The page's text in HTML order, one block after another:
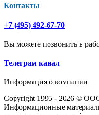
Контакты
+7 (495) 492-67-70
Вы можете позвонить в
Телеграм канал
Информация о компании
Copyright 1995 - 2026 ©
Информационные